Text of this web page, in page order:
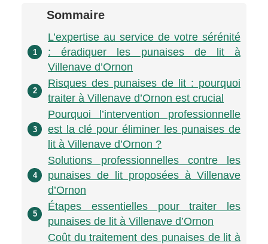
Sommaire
1
L’expertise au service de votre sérénité
: éradiquer les punaises de lit à
Villenave d’Ornon
2
Risques des punaises de lit : pourquoi
traiter à Villenave d’Ornon est crucial
3
Pourquoi l’intervention professionnelle
est la clé pour éliminer les punaises de
lit à Villenave d’Ornon ?
4
Solutions professionnelles contre les
punaises de lit proposées à Villenave
d’Ornon
5
Étapes essentielles pour traiter les
punaises de lit à Villenave d’Ornon
Coût du traitement des punaises de lit à